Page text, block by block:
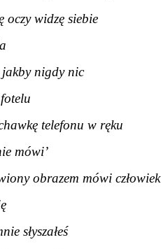
oczy widzę siebie
jakby nigdy nic
telefonu w ręku
mówi’
obrazem mówi człowiek
słyszałeś